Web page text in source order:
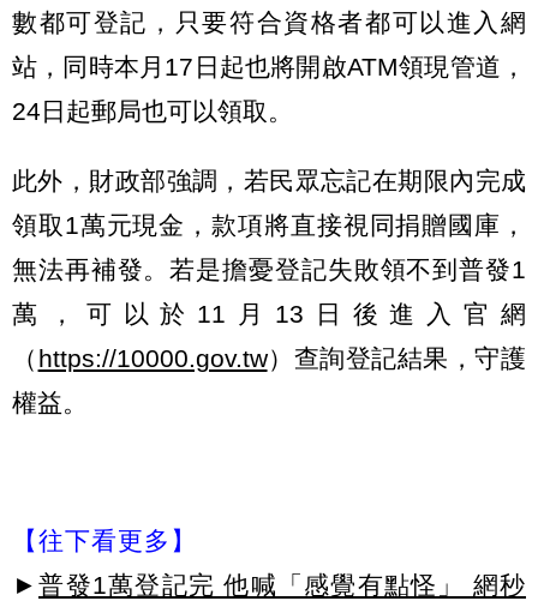
數都可登記，只要符合資格者都可以進入網
站，同時本月17日起也將開啟ATM領現管道，
24日起郵局也可以領取。
此外，財政部強調，若民眾忘記在期限內完成
領取1萬元現金，款項將直接視同捐贈國庫，
無法再補發。若是擔憂登記失敗領不到普發1
萬，可以於11月13日後進入官網
（ https://10000.gov.tw）查詢登記結果，守護
權益。
【往下看更多】
► 普發1萬登記完 他喊「感覺有點怪」 網秒